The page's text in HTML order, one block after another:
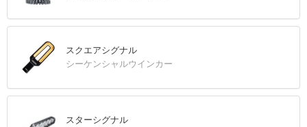
スクエアシグナル
シーケンシャルウインカー
スターシグナル